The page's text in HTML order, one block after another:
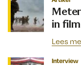
in film
Lees
Interview